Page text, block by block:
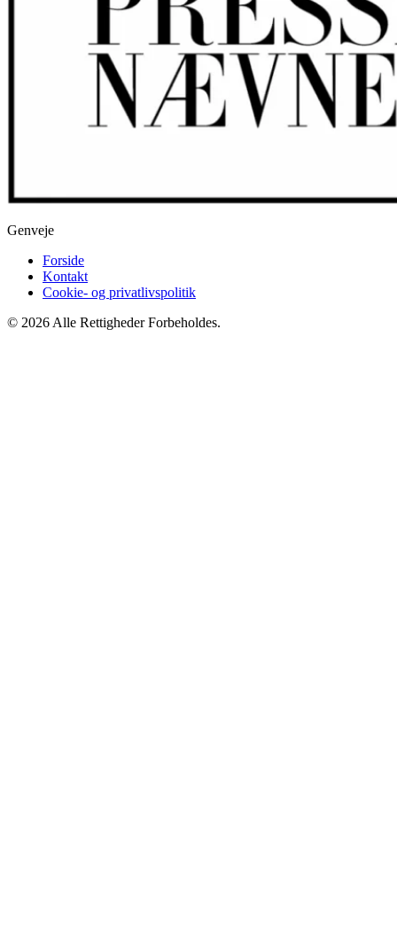
Genveje
Forside
Kontakt
Cookie- og privatlivspolitik
© 2026 Alle Rettigheder Forbeholdes.